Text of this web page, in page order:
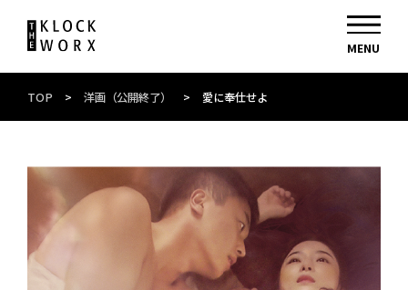
TOP > 洋画（公開終了） > 愛に奉仕せよ